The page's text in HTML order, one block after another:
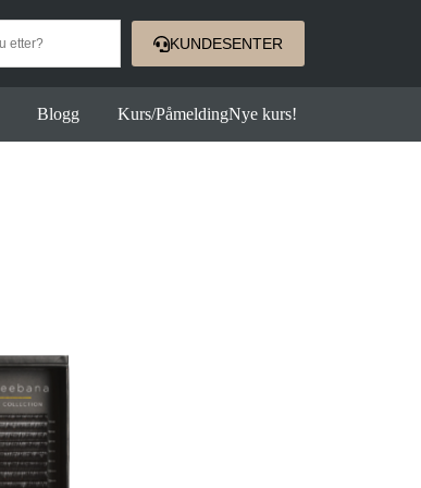
KUNDESENTER
Blogg Kurs/PåmeldingNye kurs!